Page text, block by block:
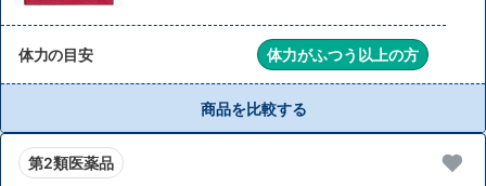
体力の目安 体力がふつう以上の方
商品を比較する
第2類医薬品